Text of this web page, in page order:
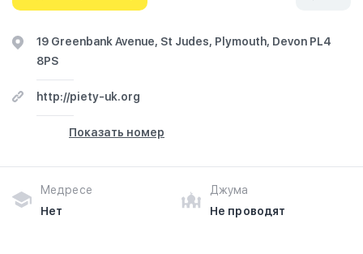
Ознакомьтесь с отзывами посетителей Piety Islamic
работы. Ваше духовное путешествие начинается
здесь.
19 Greenbank Avenue, St Judes, Plymouth, Devon PL4
8PS
http://piety-uk.org
Показать номер
Медресе
Нет
Джума
Не проводят